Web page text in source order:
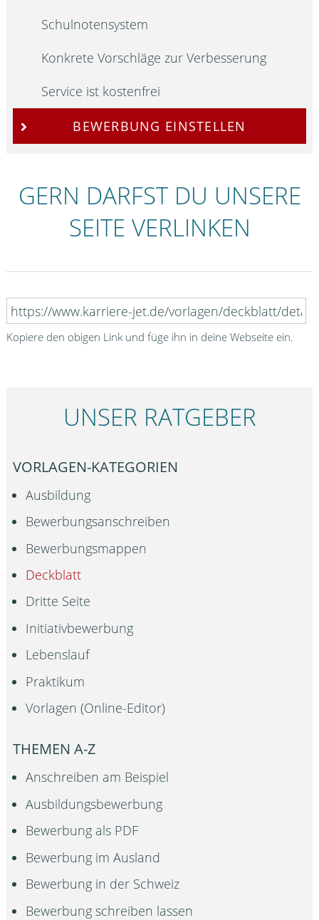
Schulnotensystem
Konkrete Vorschläge zur Verbesserung
Service ist kostenfrei
BEWERBUNG EINSTELLEN
GERN DARFST DU UNSERE
SEITE VERLINKEN
Kopiere den obigen Link und füge ihn in deine Webseite ein.
UNSER RATGEBER
VORLAGEN-KATEGORIEN
Ausbildung
Bewerbungsanschreiben
Bewerbungsmappen
Deckblatt
Dritte Seite
Initiativbewerbung
Lebenslauf
Praktikum
Vorlagen (Online-Editor)
THEMEN A-Z
Anschreiben am Beispiel
Ausbildungsbewerbung
Bewerbung als PDF
Bewerbung im Ausland
Bewerbung in der Schweiz
Bewerbung schreiben lassen